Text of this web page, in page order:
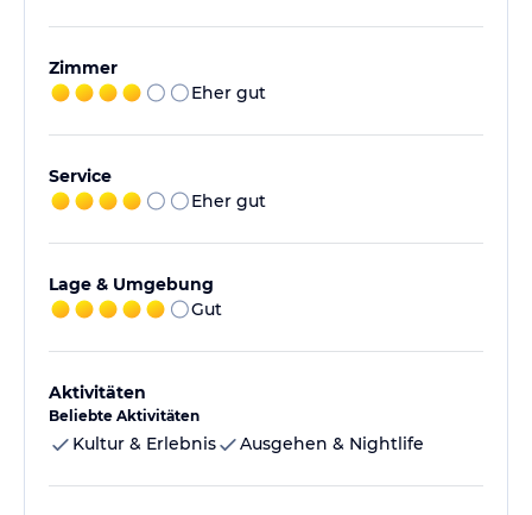
Zimmer
Eher gut
Service
Eher gut
Lage & Umgebung
Gut
Aktivitäten
Beliebte Aktivitäten
Kultur & Erlebnis Ausgehen & Nightlife